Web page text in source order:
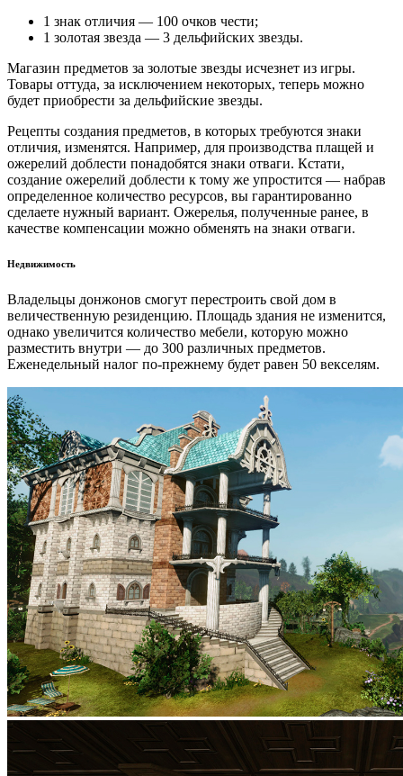
1 знак отличия — 100 очков чести;
1 золотая звезда — 3 дельфийских звезды.
Магазин предметов за золотые звезды исчезнет из игры.
Товары оттуда, за исключением некоторых, теперь можно
будет приобрести за дельфийские звезды.
Рецепты создания предметов, в которых требуются знаки
отличия, изменятся. Например, для производства плащей и
ожерелий доблести понадобятся знаки отваги. Кстати,
создание ожерелий доблести к тому же упростится — набрав
определенное количество ресурсов, вы гарантированно
сделаете нужный вариант. Ожерелья, полученные ранее, в
качестве компенсации можно обменять на знаки отваги.
Недвижимость
Владельцы донжонов смогут перестроить свой дом в
величественную резиденцию. Площадь здания не изменится,
однако увеличится количество мебели, которую можно
разместить внутри — до 300 различных предметов.
Еженедельный налог по-прежнему будет равен 50 векселям.